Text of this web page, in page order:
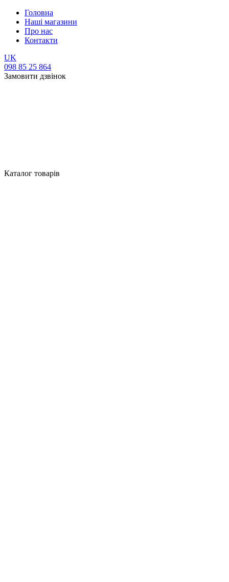
Головна
Наші магазини
Про нас
Контакти
UK
098 85 25 864
Замовити дзвінок
Каталог товарів